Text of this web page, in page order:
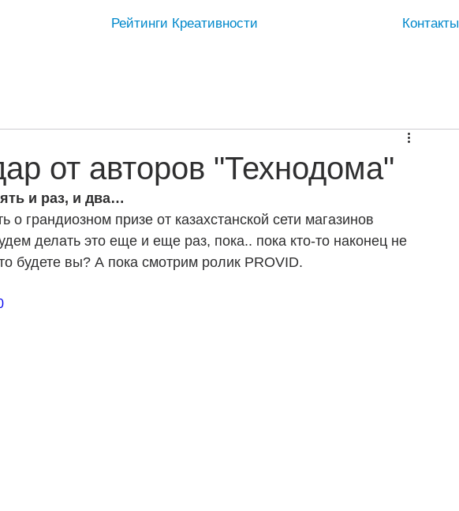
Рейтинги Креативности Контакты
от авторов "Технодома"
и раз, и два…
о грандиозном призе от казахстанской сети магазинов
делать это еще и еще раз, пока.. пока кто-то наконец не
будете вы? А пока смотрим ролик PROVID.